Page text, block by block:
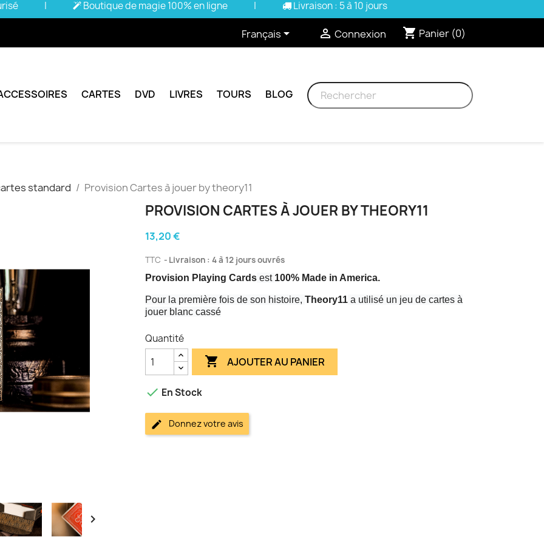
| Boutique de magie 100% en ligne | Livraison : 5 à 10 jours
Français  Connexion shopping_cart Panier (0)
CARTES DVD LIVRES TOURS BLOG
standard Provision Cartes à jouer by theory11

PROVISION CARTES À JOUER BY THEORY11
13,20 €
TTC Livraison : 4 à 12 jours ouvrés
Provision Playing Cards est 100% Made in America.
Pour la première fois de son histoire, Theory11 a utilisé un jeu de cartes à
jouer blanc cassé
Quantité
 AJOUTER AU PANIER
 En Stock
Donnez votre avis